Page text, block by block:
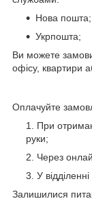
Нова пошта;
Укрпошта;
Ви можете
офісу, квартири
Оплачуйте
При
руки;
Через
У
Залишилися